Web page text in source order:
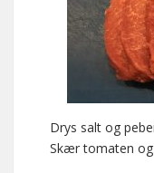
Drys salt og
Skær tomaten og